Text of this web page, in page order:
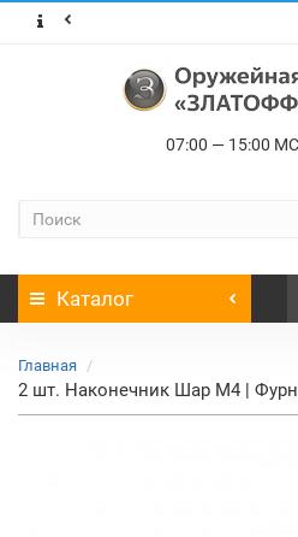
07:00 — 15:00
Каталог
Главная
2 шт. Наконечник Шар М4 |